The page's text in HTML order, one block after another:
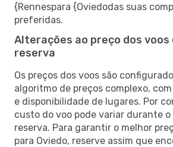
{Rennespara {Oviedodas suas
preferidas.
Alterações ao preço dos
reserva
Os preços dos voos são
algoritmo de preços complexo,
e disponibilidade de lugares. Por
custo do voo pode variar durante o
reserva. Para garantir o melhor
para Oviedo, reserve assim que